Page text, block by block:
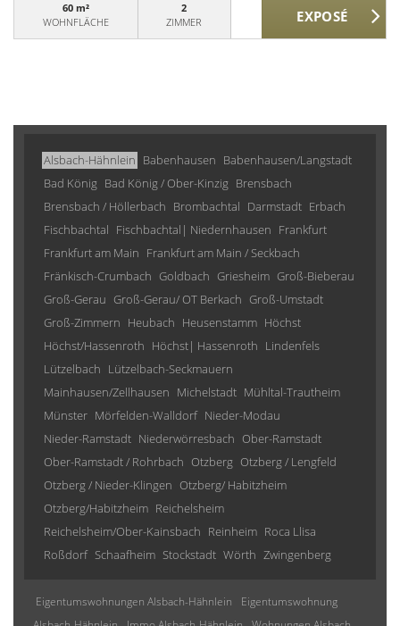
60 m²
WOHNFLÄCHE
2
ZIMMER
Alsbach-Hähnlein Babenhausen Babenhausen/Langstadt
Bad König Bad König / Ober-Kinzig Brensbach
Brensbach / Höllerbach Brombachtal Darmstadt Erbach
Fischbachtal Fischbachtal| Niedernhausen Frankfurt
Frankfurt am Main Frankfurt am Main / Seckbach
Fränkisch-Crumbach Goldbach Griesheim Groß-Bieberau
Groß-Gerau Groß-Gerau/ OT Berkach Groß-Umstadt
Groß-Zimmern Heubach Heusenstamm Höchst
Höchst/Hassenroth Höchst| Hassenroth Lindenfels
Lützelbach Lützelbach-Seckmauern
Mainhausen/Zellhausen Michelstadt Mühltal-Trautheim
Münster Mörfelden-Walldorf Nieder-Modau
Nieder-Ramstadt Niederwörresbach Ober-Ramstadt
Ober-Ramstadt / Rohrbach Otzberg Otzberg / Lengfeld
Otzberg / Nieder-Klingen Otzberg/ Habitzheim
Otzberg/Habitzheim Reichelsheim
Reichelsheim/Ober-Kainsbach Reinheim Roca Llisa
Roßdorf Schaafheim Stockstadt Wörth Zwingenberg
Eigentumswohnungen Alsbach-Hähnlein
Eigentumswohnung